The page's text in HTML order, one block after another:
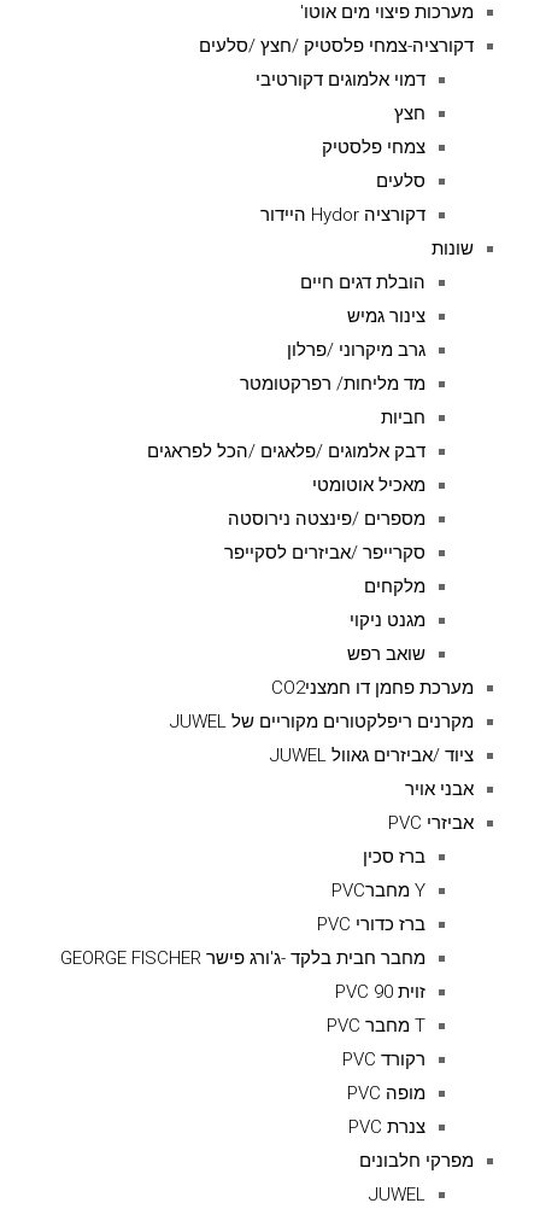
מערכות פיצוי מים אוטו'
דקורציה-צמחי פלסטיק /חצץ /סלעים
דמוי אלמוגים דקורטיבי
חצץ
צמחי פלסטיק
סלעים
דקורציה Hydor היידור
שונות
הובלת דגים חיים
צינור גמיש
גרב מיקרוני /פרלון
מד מליחות/ רפרקטומטר
חביות
דבק אלמוגים /פלאגים /הכל לפראגים
מאכיל אוטומטי
מספרים /פינצטה נירוסטה
סקרייפר /אביזרים לסקייפר
מלקחים
מגנט ניקוי
שואב רפש
מערכת פחמן דו חמצניCO2
מקרנים ריפלקטורים מקוריים של JUWEL
ציוד /אביזרים גאוול JUWEL
אבני אויר
אביזרי PVC
ברז סכין
Y מחברPVC
ברז כדורי PVC
מחבר חבית בלקד -ג'ורג פישר GEORGE FISCHER
זוית 90 PVC
T מחבר PVC
רקורד PVC
מופה PVC
צנרת PVC
מפרקי חלבונים
JUWEL